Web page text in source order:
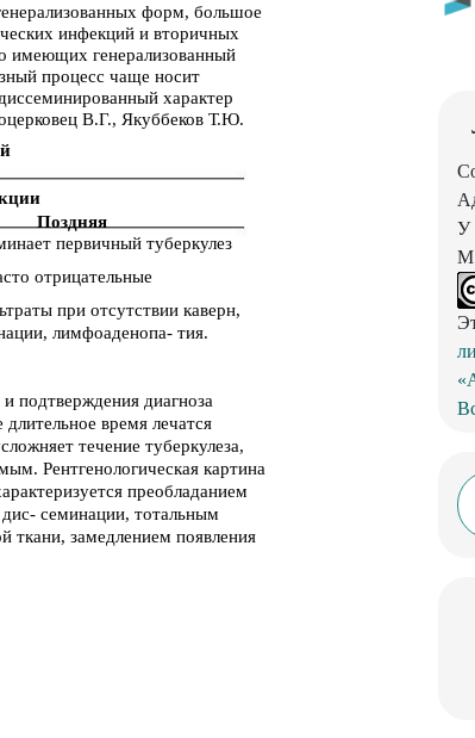
форм, большое
инфекций и вторичных
имеющих генерализованный
процесс чаще носит
характер
В.Г., Якуббеков Т.Ю.
подтверждения диагноза
длительное время лечатся
течение туберкулеза,
Рентгенологическая картина
преобладанием
семинации, тотальным
ткани, замедлением появления
Поздняя
первичный туберкулез
отрицательные
при отсутствии каверн,
лимфоаденопа- тия.
У
М